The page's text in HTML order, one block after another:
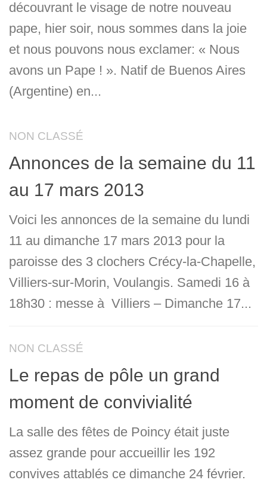
découvrant le visage de notre nouveau
pape, hier soir, nous sommes dans la joie
et nous pouvons nous exclamer: « Nous
avons un Pape ! ». Natif de Buenos Aires
(Argentine) en...
NON CLASSÉ
Annonces de la semaine du 11
au 17 mars 2013
Voici les annonces de la semaine du lundi
11 au dimanche 17 mars 2013 pour la
paroisse des 3 clochers Crécy-la-Chapelle,
Villiers-sur-Morin, Voulangis. Samedi 16 à
18h30 : messe à Villiers – Dimanche 17...
NON CLASSÉ
Le repas de pôle un grand
moment de convivialité
La salle des fêtes de Poincy était juste
assez grande pour accueillir les 192
convives attablés ce dimanche 24 février.